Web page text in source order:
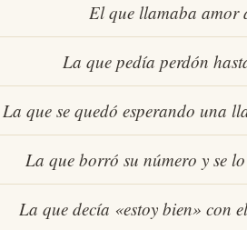
El que llamaba amor
La que pedía perdón
La que se quedó esperando una
La que borró su número y se
La que decía «estoy bien» con